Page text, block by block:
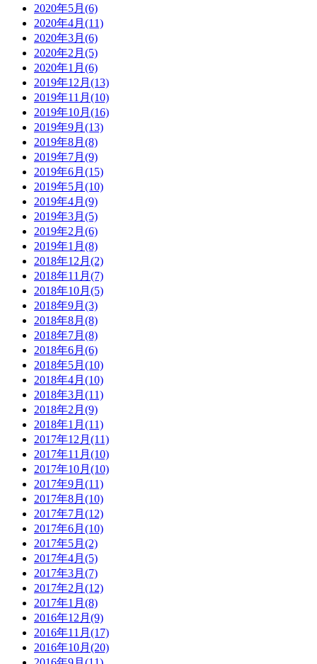
2020年5月(6)
2020年4月(11)
2020年3月(6)
2020年2月(5)
2020年1月(6)
2019年12月(13)
2019年11月(10)
2019年10月(16)
2019年9月(13)
2019年8月(8)
2019年7月(9)
2019年6月(15)
2019年5月(10)
2019年4月(9)
2019年3月(5)
2019年2月(6)
2019年1月(8)
2018年12月(2)
2018年11月(7)
2018年10月(5)
2018年9月(3)
2018年8月(8)
2018年7月(8)
2018年6月(6)
2018年5月(10)
2018年4月(10)
2018年3月(11)
2018年2月(9)
2018年1月(11)
2017年12月(11)
2017年11月(10)
2017年10月(10)
2017年9月(11)
2017年8月(10)
2017年7月(12)
2017年6月(10)
2017年5月(2)
2017年4月(5)
2017年3月(7)
2017年2月(12)
2017年1月(8)
2016年12月(9)
2016年11月(17)
2016年10月(20)